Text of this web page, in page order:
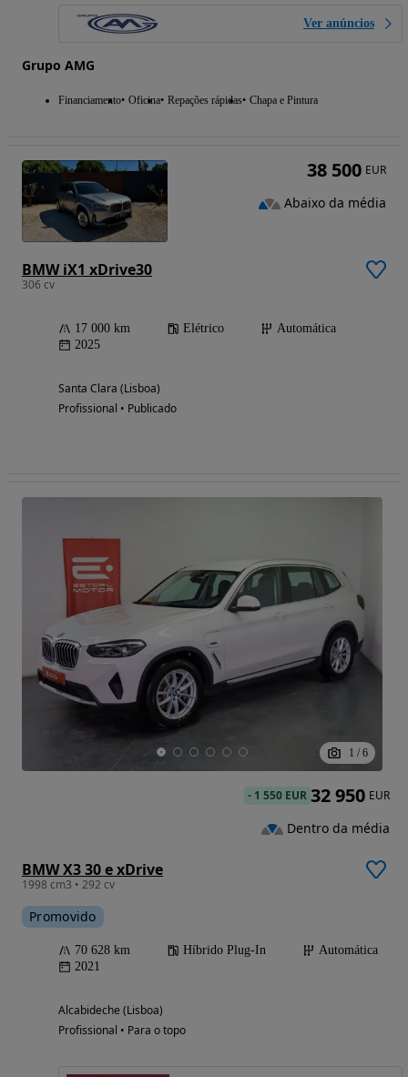
Ver anúncios
Grupo AMG
Financiamento Oficina Repações rápidas Chapa e Pintura
BMW iX1 xDrive30
306 cv
17 000 km Elétrico
Automática
2025
Santa Clara (Lisboa)
Profissional • Publicado
38 500 EUR
Abaixo da média
1 / 6
BMW X3 30 e xDrive
1998 cm3 • 292 cv
Promovido
70 628 km Híbrido Plug-In
Automática
2021
Alcabideche (Lisboa)
Profissional • Para o topo
- 1 550 EUR 32 950 EUR
Dentro da média